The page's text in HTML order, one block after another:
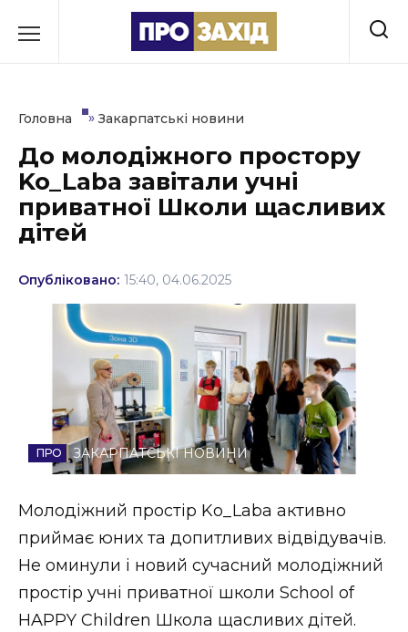
до
Культура
Освіта
Політика
Соціум
Спорт
Стиль життя
Втрачений Ужгород
Втрачений Ужгород (відеоверсія)
ЗАКАРПАТСЬКІ НОВИНИ
Головна » Закарпатські новини
До молодіжного простору
Ko_Laba завітали учні
приватної Школи щасливих
дітей
Опубліковано: 15:40, 04.06.2025
ЗАКАРПАТСЬКІ НОВИНИ
Молодіжний простір Ko_Laba активно
приймає юних та допитливих відвідувачів.
Не оминули і новий сучасний молодіжний
простір учні приватної школи School of
HAPPY Children Школа щасливих дітей.